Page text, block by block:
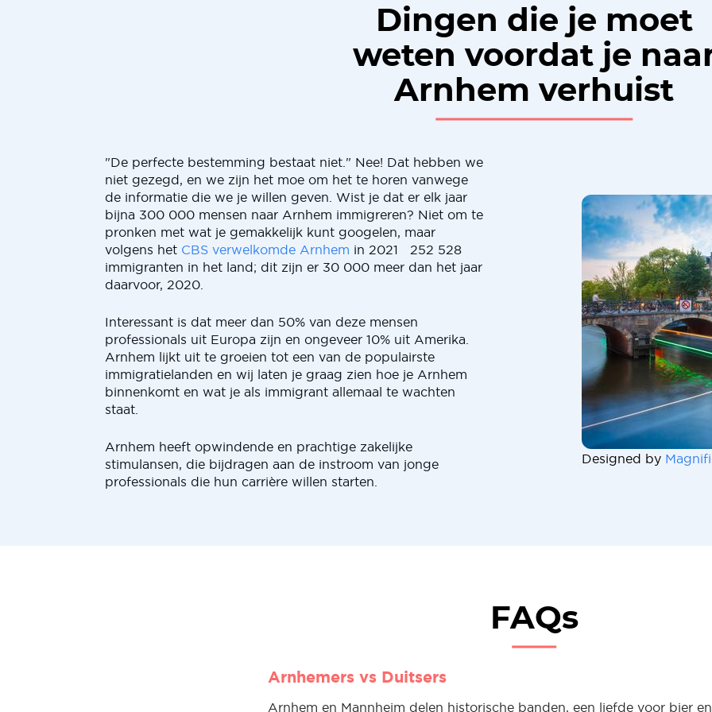
Dingen die je moet
weten voordat je
Arnhem verhuist
"De perfecte bestemming bestaat niet." Nee! Dat hebben we
niet gezegd, en we zijn het moe om het te horen vanwege
de informatie die we je willen geven. Wist je dat er elk jaar
bijna 300 000 mensen naar Arnhem immigreren? Niet om te
pronken met wat je gemakkelijk kunt googelen, maar
volgens het CBS verwelkomde Arnhem in 2021 252 528
immigranten in het land; dit zijn er 30 000 meer dan het jaar
daarvoor, 2020.
Interessant is dat meer dan 50% van deze mensen
professionals uit Europa zijn en ongeveer 10% uit Amerika.
Arnhem lijkt uit te groeien tot een van de populairste
immigratielanden en wij laten je graag zien hoe je Arnhem
binnenkomt en wat je als immigrant allemaal te wachten
staat.
Arnhem heeft opwindende en prachtige zakelijke
stimulansen, die bijdragen aan de instroom van jonge
professionals die hun carrière willen starten.
Designed by
FAQs
Arnhemers vs Duitsers
Arnhem en Mannheim delen historische banden, een liefde voor bier